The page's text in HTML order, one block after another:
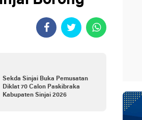
Sekda Sinjai Buka Pemusatan
Diklat 70 Calon Paskibraka
Kabupaten Sinjai 2026